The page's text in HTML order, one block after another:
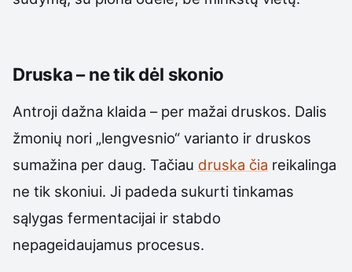
Druska – ne tik dėl skonio
Antroji dažna klaida – per mažai druskos. Dalis
žmonių nori „lengvesnio“ varianto ir druskos
sumažina per daug. Tačiau druska čia reikalinga
ne tik skoniui. Ji padeda sukurti tinkamas
sąlygas fermentacijai ir stabdo
nepageidaujamus procesus.